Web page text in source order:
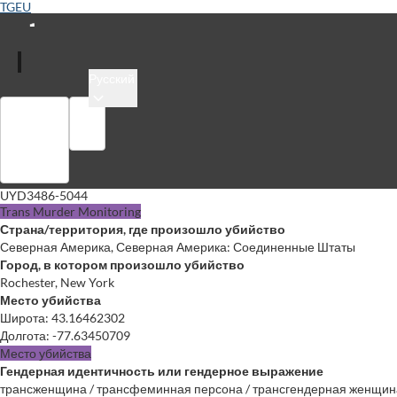
TGEU
UYD3486-5044
Trans Murder Monitoring
Страна/территория, где произошло убийство
Северная Америка, Северная Америка: Соединенные Штаты
Город, в котором произошло убийство
Rochester, New York
Место убийства
Широта: 43.16462302
Долгота: -77.63450709
Место убийства
Гендерная идентичность или гендерное выражение
трансженщина / трансфеминная персона / трансгендерная